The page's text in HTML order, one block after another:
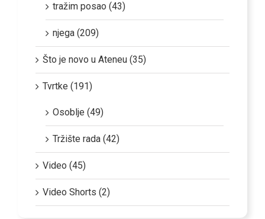
tražim posao (43)
njega (209)
Što je novo u Ateneu (35)
Tvrtke (191)
Osoblje (49)
Tržište rada (42)
Video (45)
Video Shorts (2)